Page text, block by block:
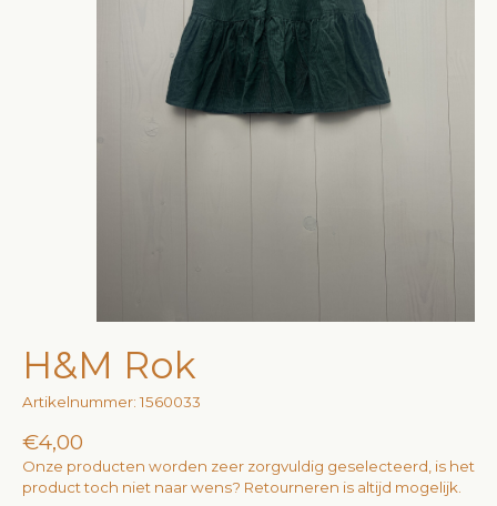
H&M Rok
Artikelnummer: 1560033
€4,00
Onze producten worden zeer zorgvuldig geselecteerd, is het
product toch niet naar wens? Retourneren is altijd mogelijk.